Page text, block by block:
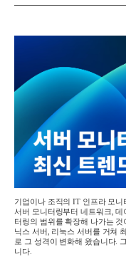
기업이나 조직의IT 인프라 모니
서버 모니터링부터 네트워크,데
터링의 범위를 확장해 나가는
닉스 서버, 리눅스 서버를 거쳐
로 그 성격이 변화해 왔습니다.
니다.